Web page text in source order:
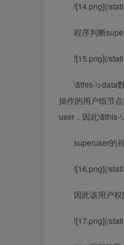
![14.png](/
程序判断
![15.png](/
\$this-\>data
操作的用户组节
user，因此\$this-
superuser的
![16.png](/
因此该用户
![17.png](/